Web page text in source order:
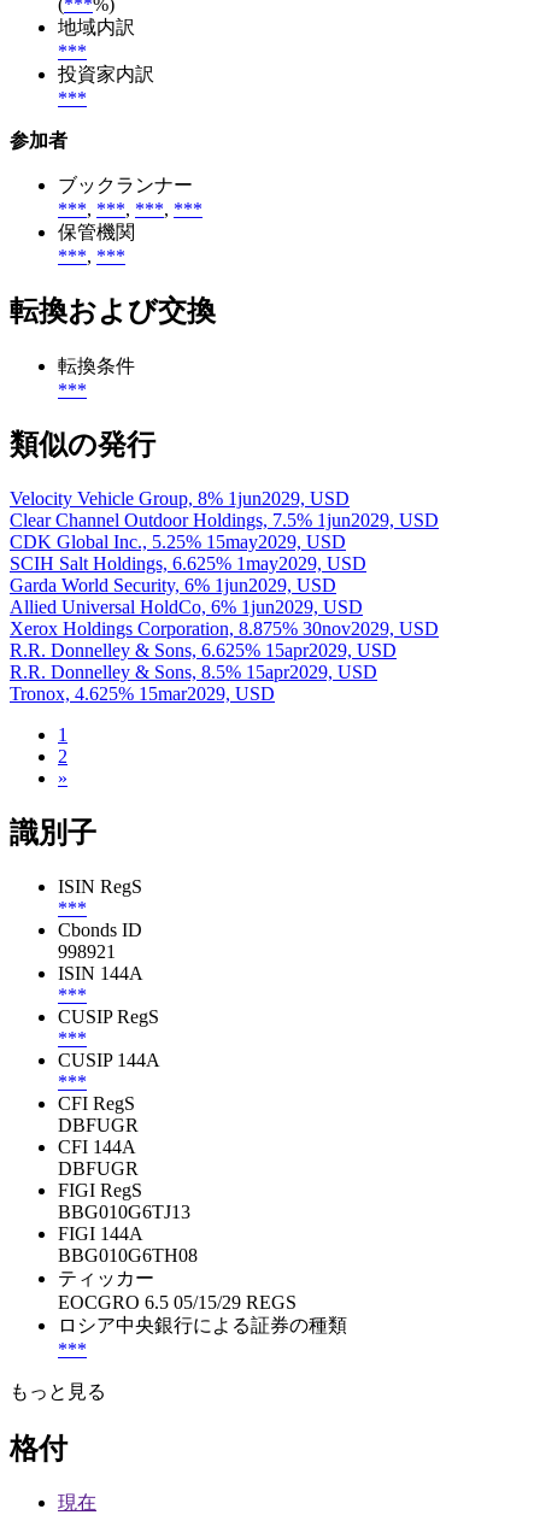
(***%)
地域内訳
***
投資家内訳
***
参加者
ブックランナー
***, ***, ***, ***
保管機関
***, ***
転換および交換
転換条件
***
類似の発行
Velocity Vehicle Group, 8% 1jun2029, USD
Clear Channel Outdoor Holdings, 7.5% 1jun2029, USD
CDK Global Inc., 5.25% 15may2029, USD
SCIH Salt Holdings, 6.625% 1may2029, USD
Garda World Security, 6% 1jun2029, USD
Allied Universal HoldCo, 6% 1jun2029, USD
Xerox Holdings Corporation, 8.875% 30nov2029, USD
R.R. Donnelley & Sons, 6.625% 15apr2029, USD
R.R. Donnelley & Sons, 8.5% 15apr2029, USD
Tronox, 4.625% 15mar2029, USD
1
2
»
識別子
ISIN RegS
***
Cbonds ID
998921
ISIN 144A
***
CUSIP RegS
***
CUSIP 144A
***
CFI RegS
DBFUGR
CFI 144A
DBFUGR
FIGI RegS
BBG010G6TJ13
FIGI 144A
BBG010G6TH08
ティッカー
EOCGRO 6.5 05/15/29 REGS
ロシア中央銀行による証券の種類
***
もっと見る
格付
現在